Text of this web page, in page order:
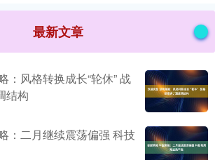
最新文章
：风格转换成长“轮休” 战
结构
：二月继续震荡偏强 科技